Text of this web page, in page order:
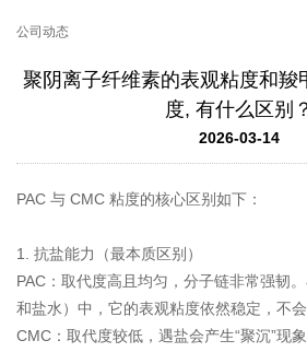
公司动态
聚阴离子纤维素的表观粘度和羧
度, 有什么区别？
2026-03-14
PAC 与 CMC 粘度的核心区别如下：
1. 抗盐能力（最本质区别）
PAC：取代度高且均匀，分子链非常强韧
和盐水）中，它的表观粘度依然稳定，不会
CMC：取代度较低，遇盐会产生“聚沉”现